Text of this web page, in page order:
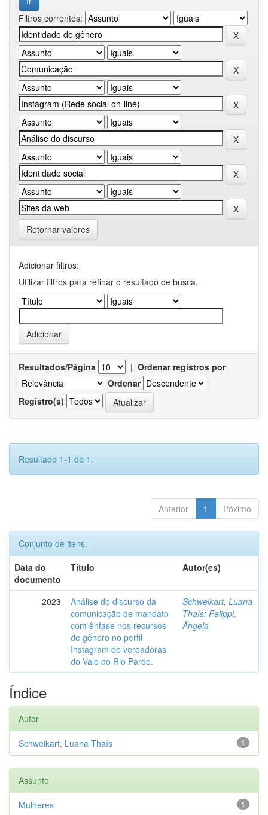
Filtros correntes:
Retornar valores
Adicionar filtros:
Utilizar filtros para refinar o resultado de busca.
Resultados/Página | Ordenar registros por
Ordenar
Registro(s)
Resultado 1-1 de 1.
Anterior 1 Póximo
Conjunto de itens:
Data do
documento
Título Autor(es)
2023
Análise do discurso da
comunicação de mandato
com ênfase nos recursos
de gênero no perfil
Instagram de vereadoras
do Vale do Rio Pardo.
Schweikart, Luana
Thaís; Felippi,
Ângela
Índice
Autor
1
Schweikart, Luana Thaís
Assunto
1
Mulheres